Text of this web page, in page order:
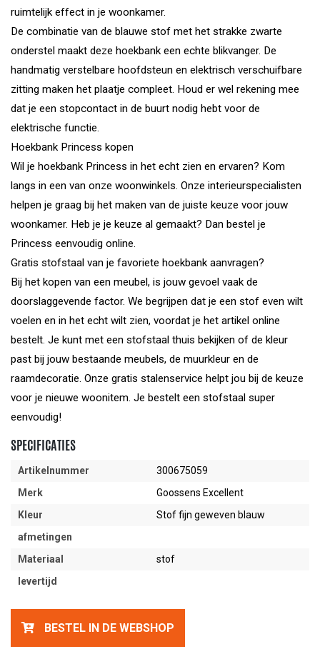
ruimtelijk effect in je woonkamer.
De combinatie van de blauwe stof met het strakke zwarte
onderstel maakt deze hoekbank een echte blikvanger. De
handmatig verstelbare hoofdsteun en elektrisch verschuifbare
zitting maken het plaatje compleet. Houd er wel rekening mee
dat je een stopcontact in de buurt nodig hebt voor de
elektrische functie.
Hoekbank Princess kopen
Wil je hoekbank Princess in het echt zien en ervaren? Kom
langs in een van onze woonwinkels. Onze interieurspecialisten
helpen je graag bij het maken van de juiste keuze voor jouw
woonkamer. Heb je je keuze al gemaakt? Dan bestel je
Princess eenvoudig online.
Gratis stofstaal van je favoriete hoekbank aanvragen?
Bij het kopen van een meubel, is jouw gevoel vaak de
doorslaggevende factor. We begrijpen dat je een stof even wilt
voelen en in het echt wilt zien, voordat je het artikel online
bestelt. Je kunt met een stofstaal thuis bekijken of de kleur
past bij jouw bestaande meubels, de muurkleur en de
raamdecoratie. Onze gratis stalenservice helpt jou bij de keuze
voor je nieuwe woonitem. Je bestelt een stofstaal super
eenvoudig!
SPECIFICATIES
Artikelnummer
300675059
Merk
Goossens Excellent
Kleur
Stof fijn geweven blauw
afmetingen
Materiaal
stof
levertijd
BESTEL IN DE WEBSHOP